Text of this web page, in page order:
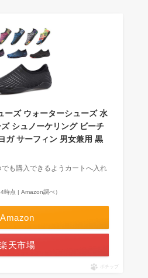
ズ ウォーターシューズ 水
シュノーケリング ビーチ
ガ サーフィン 男女兼用 黒
も購入できるようカートへ入れ
時点 | Amazon調べ）
Amazon
天市場
ポチップ